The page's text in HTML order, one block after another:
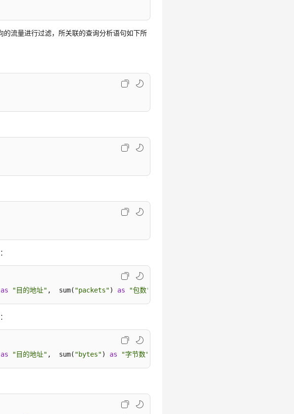
流量进行过滤，所关联的查询分析语句如下所
as "目的地址" ,  sum( "packets") as "包数"
as "目的地址" ,  sum( "bytes") as "字节数"